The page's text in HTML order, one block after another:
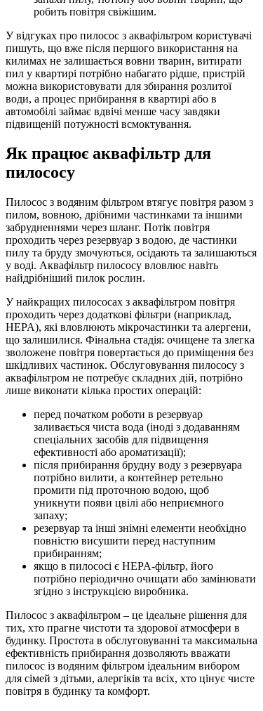
робить повітря свіжішим.
У відгуках про пилосос з аквафільтром користувачі
пишуть, що вже після першого використання на
килимах не залишається вовни тварин, витирати
пил у квартирі потрібно набагато рідше, пристрій
можна використовувати для збирання розлитої
води, а процес прибирання в квартирі або в
автомобілі займає вдвічі менше часу завдяки
підвищеній потужності всмоктування.
Як працює аквафільтр для
пилососу
Пилосос з водяним фільтром втягує повітря разом з
пилом, вовною, дрібними частинками та іншими
забрудненнями через шланг. Потік повітря
проходить через резервуар з водою, де частинки
пилу та бруду змочуються, осідають та залишаються
у воді. Аквафільтр пилососу вловлює навіть
найдрібніший пилок рослин.
У найкращих пилососах з аквафільтром повітря
проходить через додаткові фільтри (наприклад,
HEPA), які вловлюють мікрочастинки та алергени,
що залишилися. Фінальна стадія: очищене та злегка
зволожене повітря повертається до приміщення без
шкідливих частинок. Обслуговування пилососу з
аквафільтром не потребує складних дій, потрібно
лише виконати кілька простих операцій:
перед початком роботи в резервуар
заливається чиста вода (іноді з додаванням
спеціальних засобів для підвищення
ефективності або ароматизації);
після прибирання брудну воду з резервуара
потрібно вилити, а контейнер ретельно
промити під проточною водою, щоб
уникнути появи цвілі або неприємного
запаху;
резервуар та інші знімні елементи необхідно
повністю висушити перед наступним
прибиранням;
якщо в пилососі є HEPA-фільтр, його
потрібно періодично очищати або замінювати
згідно з інструкцією виробника.
Пилосос з аквафільтром – це ідеальне рішення для
тих, хто прагне чистоти та здорової атмосфери в
будинку. Простота в обслуговуванні та максимальна
ефективність прибирання дозволяють вважати
пилосос із водяним фільтром ідеальним вибором
для сімей з дітьми, алергіків та всіх, хто цінує чисте
повітря в будинку та комфорт.